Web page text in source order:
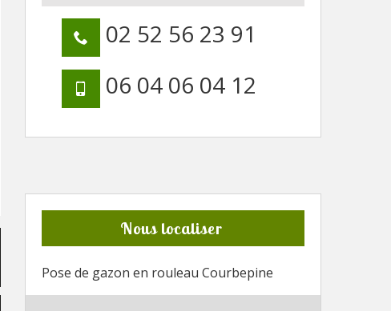
02 52 56 23 91
06 04 06 04 12
Nous localiser
Pose de gazon en rouleau Courbepine